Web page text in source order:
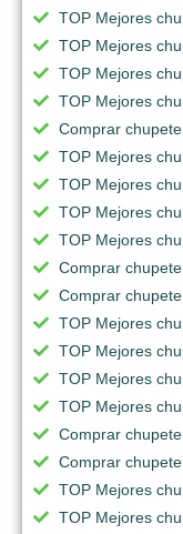
TOP Mejores
TOP Mejores
TOP Mejores
TOP Mejores
Comprar
TOP Mejores
TOP Mejores
TOP Mejores
TOP Mejores
Comprar
Comprar
TOP Mejores
TOP Mejores
TOP Mejores
TOP Mejores
Comprar
Comprar
TOP Mejores
TOP Mejores